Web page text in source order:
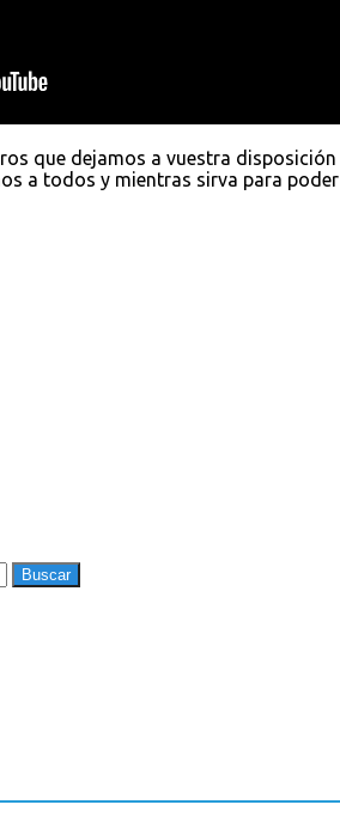
que dejamos a vuestra disposición
a todos y mientras sirva para